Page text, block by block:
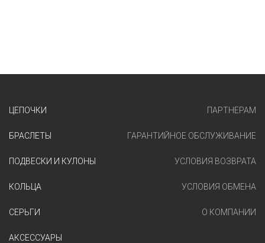
ЦЕПОЧКИ
БРАСЛЕТЫ
ПОДВЕСКИ И КУЛОНЫ
КОЛЬЦА
СЕРЬГИ
АКСЕССУАРЫ
ПАРТНЕРАМ
ГАРАНТИЙНОЕ ОБСЛУЖИВАНИЕ
УСЛОВИЯ ВОЗВРАТА
УСЛОВИЯ ОБМЕНА
О КОМПАНИИ